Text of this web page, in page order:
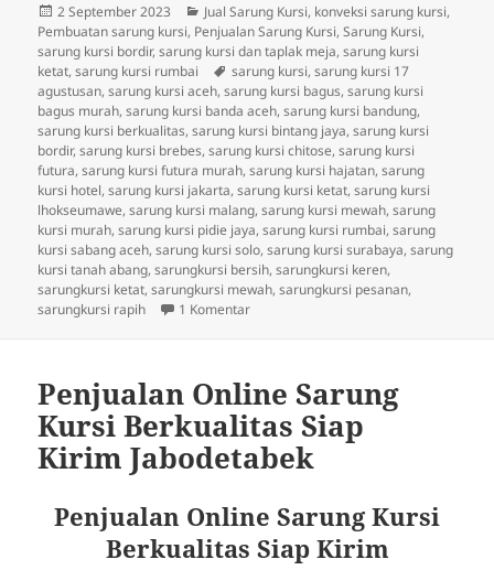
Diposkan
pada
2 September 2023 Kategori
Jual Sarung Kursi, konveksi sarung kursi,
Pembuatan sarung kursi, Penjualan Sarung Kursi,Sarung Kursi,
sarung kursi bordir,sarung kursi dan taplak meja,sarung kursi
ketat,sarung kursi rumbai Tag
sarung kursi,sarung kursi 17
agustusan,sarung kursi aceh,sarung kursi bagus,sarung kursi
bagus murah,sarung kursi banda aceh,sarung kursi bandung,
sarung kursi berkualitas,sarung kursi bintang jaya,sarung kursi
bordir,sarung kursi brebes,sarung kursi chitose,sarung kursi
futura,sarung kursi futura murah,sarung kursi hajatan,sarung
kursi hotel,sarung kursi jakarta,sarung kursi ketat,sarung kursi
lhokseumawe,sarung kursi malang,sarung kursi mewah,sarung
kursi murah,sarung kursi pidie jaya,sarung kursi rumbai,sarung
kursi sabang aceh,sarung kursi solo,sarung kursi surabaya,sarung
kursi tanah abang,sarungkursi bersih,sarungkursi keren,
sarungkursi ketat,sarungkursi mewah,sarungkursi pesanan,
sarungkursi rapih
1 Komentarpada Konveksi Sarung Kursi
Penjualan Online Sarung
Kursi Berkualitas Siap
Kirim Jabodetabek
Penjualan Online Sarung Kursi
Berkualitas Siap Kirim